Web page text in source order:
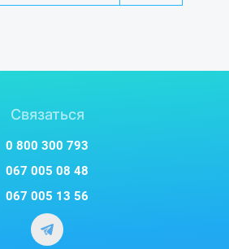
Связаться
0 800 300 793
067 005 08 48
067 005 13 56